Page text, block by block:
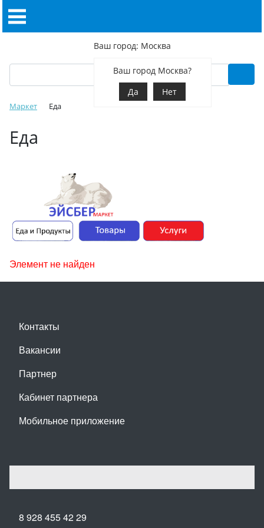
Ваш город: Москва
Ваш город Москва?
Да
Нет
Маркет Еда
Еда
Элемент не найден
Контакты
Вакансии
Партнер
Кабинет партнера
Мобильное приложение
8 928 455 42 29